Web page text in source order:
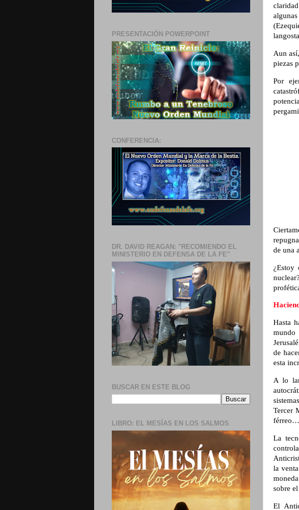
Aun
piezas
Por
de una
¿Estoy
Hasta
mundo
de
esta
A lo
Tercer
férreo…
La
la
sobre
El
PRESENTACIÓN POWERPOINT
CONFERENCIA:
DR. DAVID REAGAN: "RECOMIENDO EL
MINISTERIO EN DEFENSA DE LA FE"
BUSCAR EN ESTE BLOG
LIBRO: EL MESÍAS EN LOS SALMOS